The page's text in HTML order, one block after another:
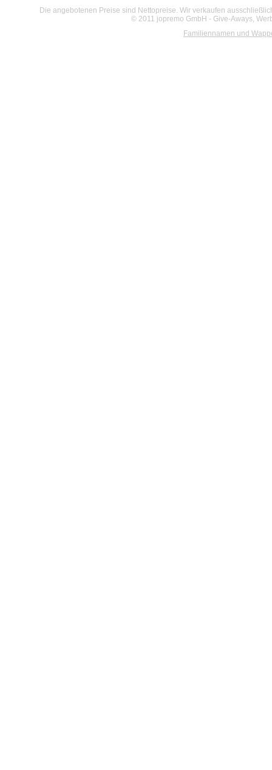
Die angebotenen Preise sind Nettopreise. Wir verkaufen
© 2011 jopremo GmbH - Give-Aways,
Familiennamen und